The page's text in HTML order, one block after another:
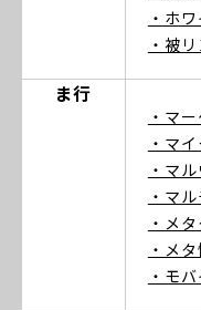
・ホ
・被
ま行
・マ
・マ
・マ
・マ
・メ
・メ
・モ